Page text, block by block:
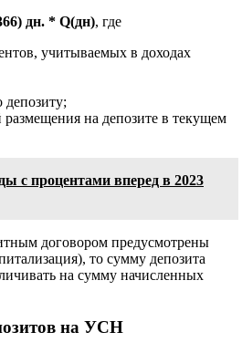
дн. * Q(дн), где
учитываемых в доходах
на депозите в текущем
с процентами вперед в 2023
договором предусмотрены
то сумму депозита
на сумму начисленных
на УСН